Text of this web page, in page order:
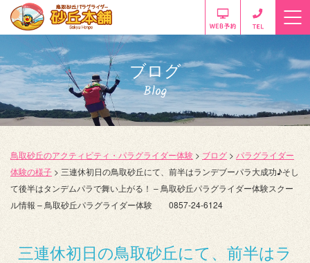
ブログ
Blog
鳥取砂丘のアクティビティ・パラグライダー体験 > ブログ > パラグライダー
体験の様子 > 三連休初日の鳥取砂丘にて、前半はランデブーパラ大成功♪そし
て後半はタンデムパラで舞い上がる！ – 鳥取砂丘パラグライダー体験スクー
ル情報 – 鳥取砂丘パラグライダー体験 0857-24-6124
三連休初日の鳥取砂丘にて、前半はラ